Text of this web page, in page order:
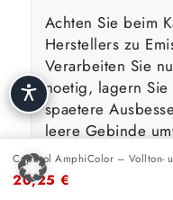
Achten Sie beim
Herstellers zu
Verarbeiten Sie
noetig, lagern Sie
spaetere
leere Gebinde
Caparol AmphiColor – Vollton-
20,25 €
🏠
Start
🛍️